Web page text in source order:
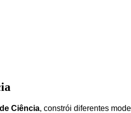
Ciência, constrói diferentes